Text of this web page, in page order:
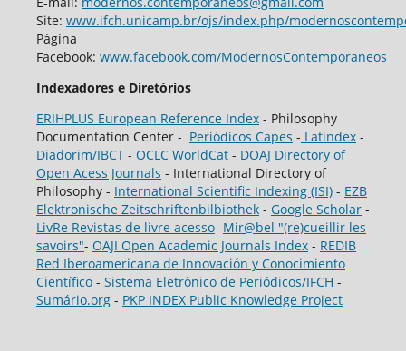
Site: www.ifch.unicamp.br/ojs/index.php/
Página
Facebook: www.facebook.com/ModernosContemporaneos
Indexadores e Diretórios
ERIHPLUS European Reference Index- Philosophy
Documentation Center - Periódicos Capes - Latindex-
Diadorim/IBCT- OCLC WorldCat- DOAJ Directory of
Open Acess Journals - International Directory of
Philosophy - International Scientific Indexing (ISI)- EZB
Elektronische Zeitschriftenbilbiothek- Google Scholar-
LivRe Revistas de livre acesso- Mir@bel "(re)cueillir les
savoirs"- OAJI Open Academic Journals Index- REDIB
Red Iberoamericana de Innovación y Conocimiento
Científico- Sistema Eletrônico de Periódicos/IFCH -
Sumário.org- PKP INDEX Public Knowledge Project